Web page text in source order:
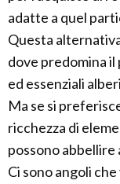
adatte a quel
Questa
dove predomina
ed essenziali
Ma se si
ricchezza di
possono
Ci sono angoli